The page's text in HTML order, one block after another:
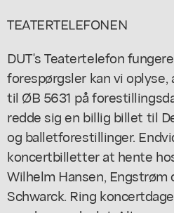
TEATERTELEFONEN
DUT's Teatertelefon
forespørgsler kan vi oplyse,
til ØB 5631 på
redde sig en billig billet til
og balletforestillinger.
koncertbilletter at hente
Wilhelm Hansen, Engstrøm
Schwarck. Ring